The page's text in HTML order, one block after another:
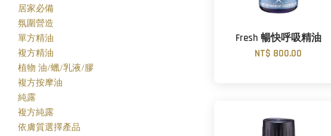
居家必備
氛圍營造
單方精油
複方精油
植物 油/蠟/乳液/膠
複方按摩油
純露
複方純露
依膚質選擇產品
Fresh 暢快呼吸精油
NT$ 800.00